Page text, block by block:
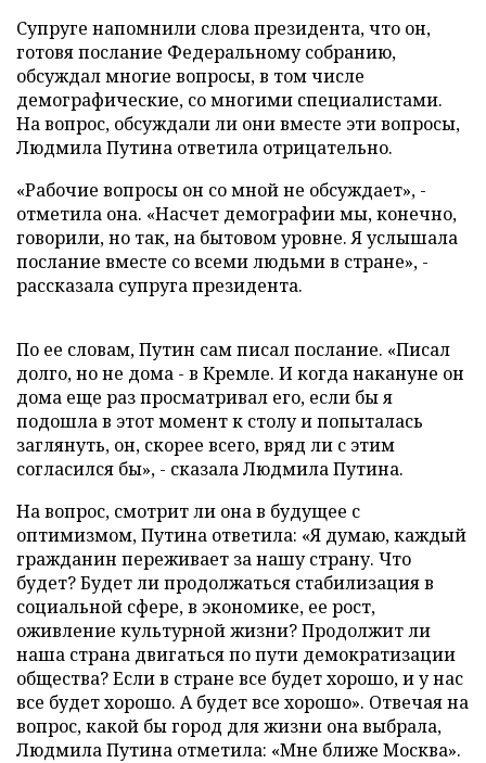
Супруге напомнили слова президента, что он,
готовя послание Федеральному собранию,
обсуждал многие вопросы, в том числе
демографические, со многими специалистами.
На вопрос, обсуждали ли они вместе эти вопросы,
Людмила Путина ответила отрицательно.
«Рабочие вопросы он со мной не обсуждает», -
отметила она. «Насчет демографии мы, конечно,
говорили, но так, на бытовом уровне. Я услышала
послание вместе со всеми людьми в стране», -
рассказала супруга президента.
По ее словам, Путин сам писал послание. «Писал
долго, но не дома - в Кремле. И когда накануне он
дома еще раз просматривал его, если бы я
подошла в этот момент к столу и попыталась
заглянуть, он, скорее всего, вряд ли с этим
согласился бы», - сказала Людмила Путина.
На вопрос, смотрит ли она в будущее с
оптимизмом, Путина ответила: «Я думаю, каждый
гражданин переживает за нашу страну. Что
будет? Будет ли продолжаться стабилизация в
социальной сфере, в экономике, ее рост,
оживление культурной жизни? Продолжит ли
наша страна двигаться по пути демократизации
общества? Если в стране все будет хорошо, и у нас
все будет хорошо. А будет все хорошо». Отвечая на
вопрос, какой бы город для жизни она выбрала,
Людмила Путина отметила: «Мне ближе Москва».